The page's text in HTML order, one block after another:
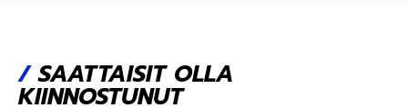
/SAATTAISIT OLLA
KIINNOSTUNUT